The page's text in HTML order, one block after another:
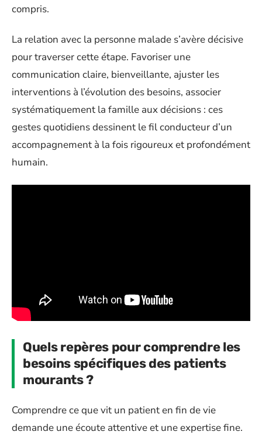
compris.
La relation avec la personne malade s’avère décisive
pour traverser cette étape. Favoriser une
communication claire, bienveillante, ajuster les
interventions à l’évolution des besoins, associer
systématiquement la famille aux décisions : ces
gestes quotidiens dessinent le fil conducteur d’un
accompagnement à la fois rigoureux et profondément
humain.
Quels repères pour comprendre les
besoins spécifiques des patients
mourants ?
Comprendre ce que vit un patient en fin de vie
demande une écoute attentive et une expertise fine.